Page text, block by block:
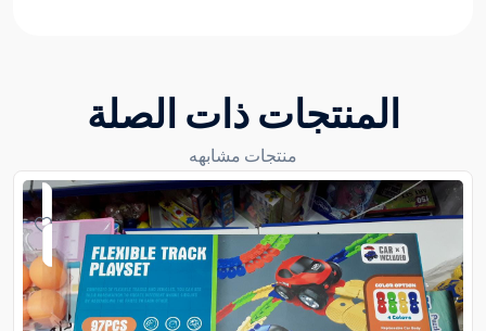
المنتجات ذات الصلة
منتجات مشابهه